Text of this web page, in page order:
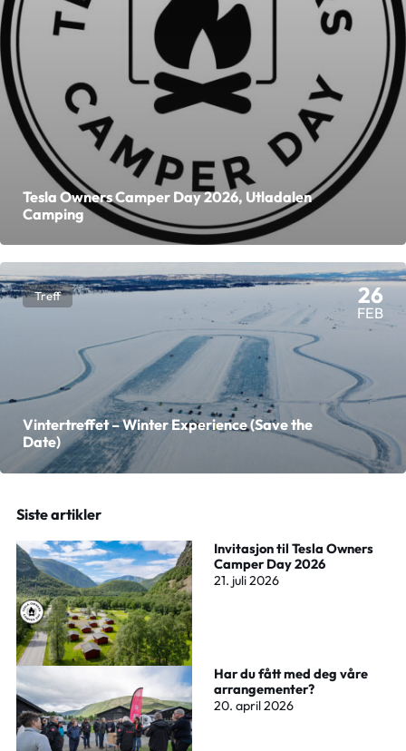
Tesla Owners Camper Day 2026, Utladalen
Camping
Treff 26
FEB
Vintertreffet – Winter Experience (Save the
Date)
Siste artikler
Invitasjon til Tesla Owners
Camper Day 2026
21. juli 2026
Har du fått med deg våre
arrangementer?
20. april 2026